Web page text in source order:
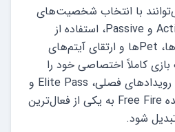
با انتخاب شخصیت‌های
متنوع با توانایی‌های Active و Passive، استفاده از
اسکین‌های سلاح، لباس‌ها، Petها و ارتقای آیتم‌های
کاملاً اختصاصی خود را
بسازند. سیستم رنکینگ، رویدادهای فصلی، Elite Pass و
مودهای رقابتی باعث شده Free Fire به یکی از فعال‌ترین